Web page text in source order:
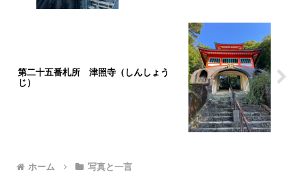
第二十五番札所 津照寺（しんしょう
じ）
ホーム 写真と一言